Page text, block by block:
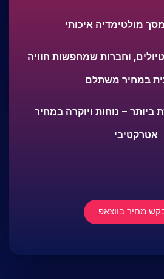
מולטימדיה איכותי
וחברות שמחפשות חוויה
במחיר משתלם
– נוחות ויוקרה במחיר
אטרקטיבי
מחיר בווצאפ